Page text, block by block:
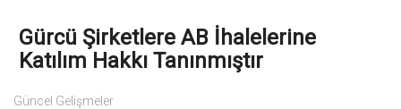
Gürcü Şirketlere AB İhalelerine
Katılım Hakkı Tanınmıştır
Güncel Gelişmeler